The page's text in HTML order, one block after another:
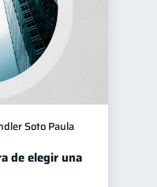
Soto Paula
de elegir una